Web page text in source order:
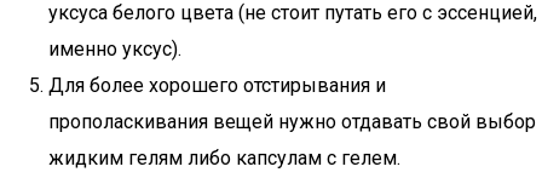
уксуса белого цвета (не стоит путать его с эссенцией,
именно уксус).
Для более хорошего отстирывания и
прополаскивания вещей нужно отдавать свой выбор
жидким гелям либо капсулам с гелем.